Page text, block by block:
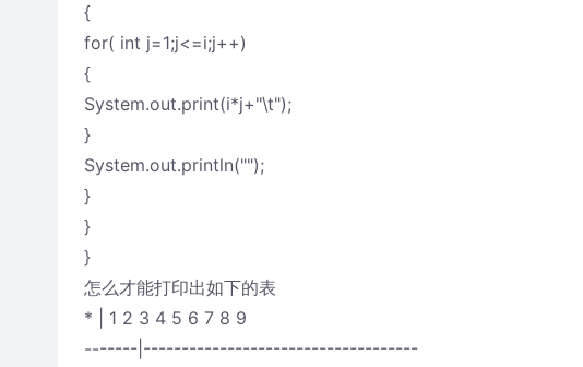
{
for( int j=1;j<=i;j++)
{
System.out.print(i*j+"\t");
}
System.out.println("");
}
}
}
怎么才能打印出如下的表
* | 1 2 3 4 5 6 7 8 9
-------|------------------------------------